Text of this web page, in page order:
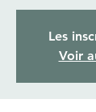
Les
Voir